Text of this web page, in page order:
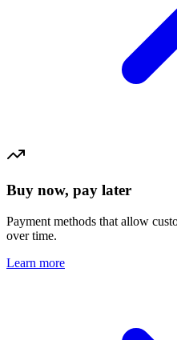
Buy now, pay later
Payment methods that allow
over time.
Learn more